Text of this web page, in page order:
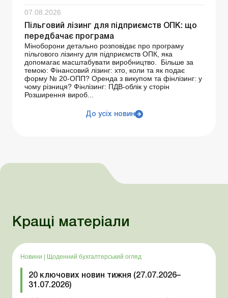
07.08.2026
Пільговий лізинг для підприємств ОПК: що
передбачає програма
Міноборони детально розповідає про програму
пільгового лізингу для підприємств ОПК, яка
допомагає масштабувати виробництво. Більше за
темою: Фінансовий лізинг: хто, коли та як подає
форму № 20-ОПП? Оренда з викупом та фінлізинг: у
чому різниця? Фінлізинг: ПДВ-облік у сторін
Розширення вироб...
До усіх новин
Кращі матеріали
Новини Щоденний бухгалтерський огляд
20 ключових новин тижня (27.07.2026–
31.07.2026)